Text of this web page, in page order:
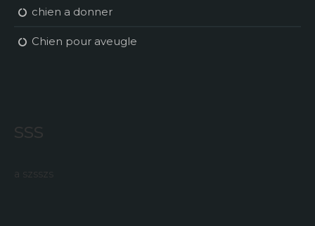
chien a donner
Chien pour aveugle
sss
a szsszs